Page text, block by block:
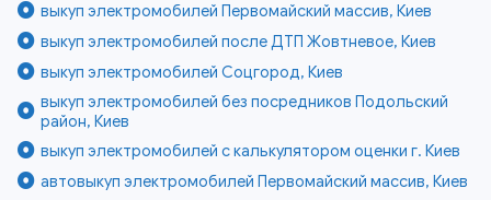
выкуп электромобилей Первомайский массив, Киев
выкуп электромобилей после ДТП Жовтневое, Киев
выкуп электромобилей Соцгород, Киев
выкуп электромобилей без посредников Подольский
район, Киев
выкуп электромобилей с калькулятором оценки г. Киев
автовыкуп электромобилей Первомайский массив, Киев